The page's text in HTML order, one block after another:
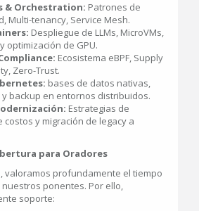
& Orchestration: Patrones de
Multi-tenancy, Service Mesh.
Despliegue de LLMs, MicroVMs,
optimización de GPU.
Ecosistema eBPF, Supply
Zero-Trust.
bases de datos nativas,
backup en entornos distribuidos.
Estrategias de
costos y migración de legacy a
para Oradores
valoramos profundamente el tiempo
ponentes. Por ello,
soporte: